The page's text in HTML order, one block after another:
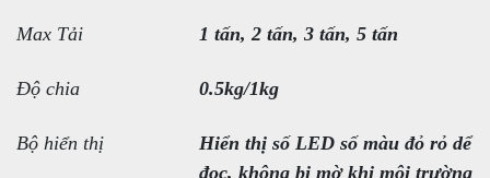
Max Tải 1 tấn, 2 tấn, 3 tấn, 5 tấn
Độ chia 0.5kg/1kg
Bộ hiển thị
Hiển thị số LED số màu đỏ rỏ dể
đọc, không bị mờ khi môi trường